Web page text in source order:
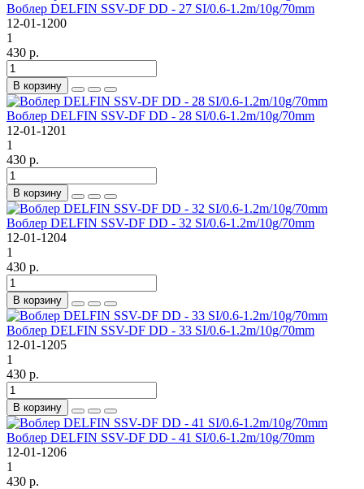
Воблер DELFIN SSV-DF DD - 27 SI/0.6-1.2m/10g/70mm
12-01-1200
1
430 р.
В корзину
Воблер DELFIN SSV-DF DD - 28 SI/0.6-1.2m/10g/70mm
12-01-1201
1
430 р.
В корзину
Воблер DELFIN SSV-DF DD - 32 SI/0.6-1.2m/10g/70mm
12-01-1204
1
430 р.
В корзину
Воблер DELFIN SSV-DF DD - 33 SI/0.6-1.2m/10g/70mm
12-01-1205
1
430 р.
В корзину
Воблер DELFIN SSV-DF DD - 41 SI/0.6-1.2m/10g/70mm
12-01-1206
1
430 р.